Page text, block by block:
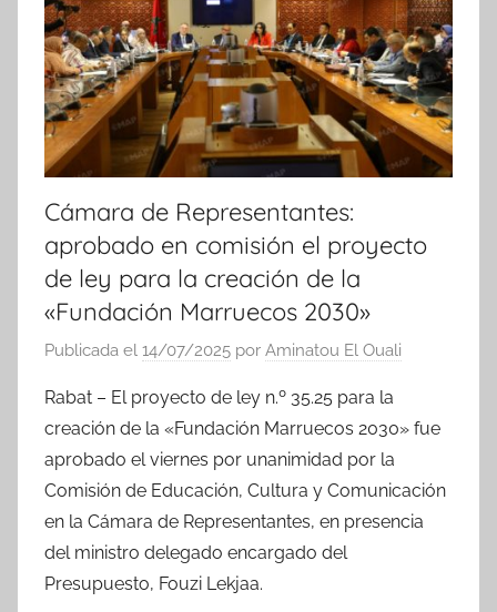
Cámara de Representantes:
aprobado en comisión el proyecto
de ley para la creación de la
«Fundación Marruecos 2030»
Publicada el 14/07/2025 por Aminatou El Ouali
Rabat – El proyecto de ley n.º 35.25 para la
creación de la «Fundación Marruecos 2030» fue
aprobado el viernes por unanimidad por la
Comisión de Educación, Cultura y Comunicación
en la Cámara de Representantes, en presencia
del ministro delegado encargado del
Presupuesto, Fouzi Lekjaa.